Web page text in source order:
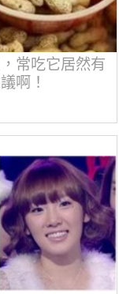
常吃它居然有
啊！